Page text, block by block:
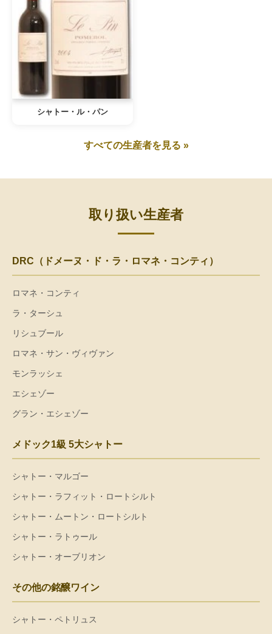
シャトー・ル・パン
すべての生産者を見る »
取り扱い生産者
DRC（ドメーヌ・ド・ラ・ロマネ・コンティ）
ロマネ・コンティ
ラ・ターシュ
リシュブール
ロマネ・サン・ヴィヴァン
モンラッシェ
エシェゾー
グラン・エシェゾー
メドック1級 5大シャトー
シャトー・マルゴー
シャトー・ラフィット・ロートシルト
シャトー・ムートン・ロートシルト
シャトー・ラトゥール
シャトー・オーブリオン
その他の銘醸ワイン
シャトー・ペトリュス